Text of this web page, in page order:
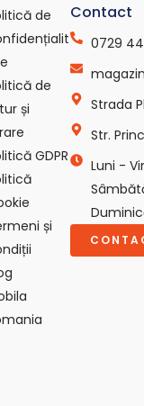
de
de
și
GDPR
și
Contact
0729
Strada
Str.
Luni -